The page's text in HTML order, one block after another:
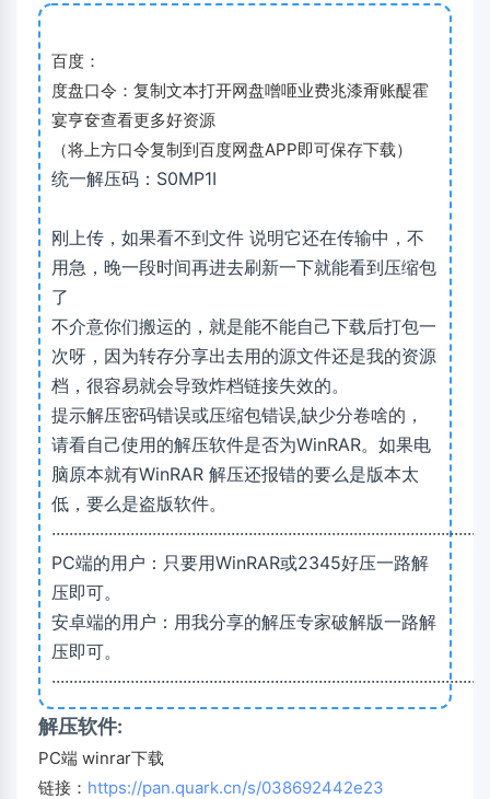
百度：
度盘口令：复制文本打开网盘噌咂业费兆漆甭账醍霍
宴亨奁查看更多好资源
（将上方口令复制到百度网盘APP即可保存下载）
统一解压码：S0MP1I
刚上传，如果看不到文件 说明它还在传输中，不
用急，晚一段时间再进去刷新一下就能看到压缩包
了
不介意你们搬运的，就是能不能自己下载后打包一
次呀，因为转存分享出去用的源文件还是我的资源
档，很容易就会导致炸档链接失效的。
提示解压密码错误或压缩包错误,缺少分卷啥的，
请看自己使用的解压软件是否为WinRAR。如果电
脑原本就有WinRAR 解压还报错的要么是版本太
低，要么是盗版软件。
PC端的用户：只要用WinRAR或2345好压一路解
压即可。
安卓端的用户：用我分享的解压专家破解版一路解
压即可。
解压软件:
PC端 winrar下载
链接： https://pan.quark.cn/s/038692442e23